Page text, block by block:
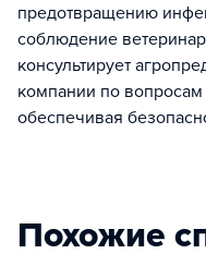
предотвращению
соблюдение
консультирует
компании по вопросам
обеспечивая
Похожие